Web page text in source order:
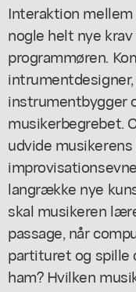
Interaktion
nogle helt nye
programmøren.
instrumentbygger
musikerbegrebet.
udvide
langrække nye
skal musikeren
passage, når
partituret og spille
ham? Hvilken